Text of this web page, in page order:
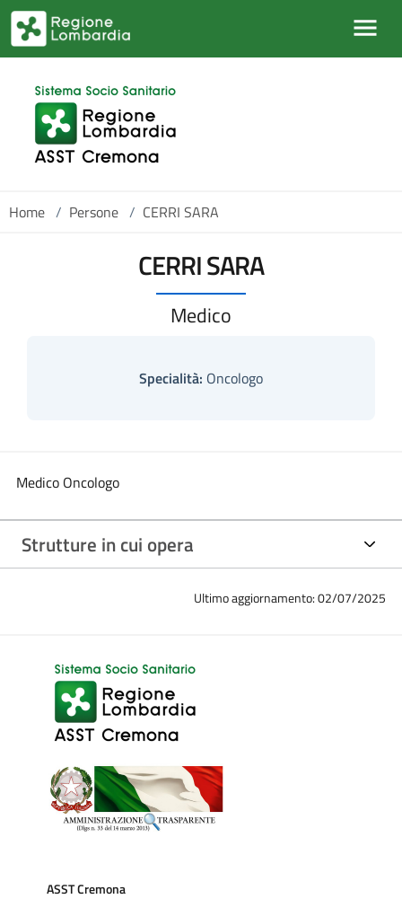
Salta al contenuto principale
Home / Persone / CERRI SARA
CERRI SARA
Medico
Specialità: Oncologo
Medico Oncologo
Strutture in cui opera
Ultimo aggiornamento: 02/07/2025
ASST Cremona